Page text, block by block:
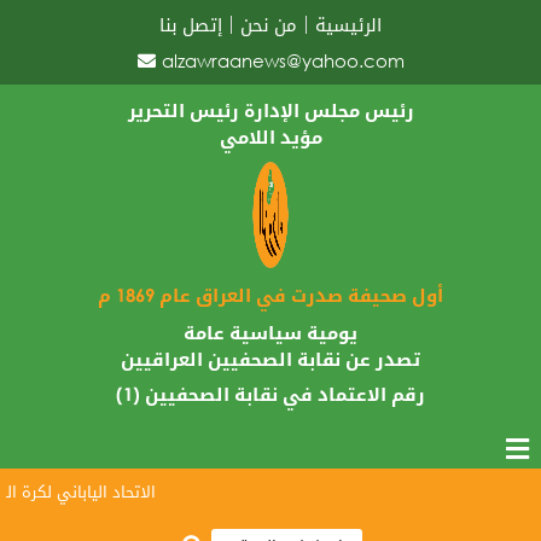
الرئيسية من نحن
إتصل بنا
alzawraanews@yahoo.com
رئيس مجلس الإدارة رئيس التحرير
مؤيد اللامي
أول صحيفة صدرت في العراق عام 1869 م
يومية سياسية عامة
تصدر عن نقابة الصحفيين العراقيين
رقم الاعتماد في نقابة الصحفيين (1)
الاتحاد الياباني لكرة